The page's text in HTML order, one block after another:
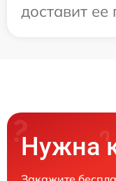
доставит
Нужна